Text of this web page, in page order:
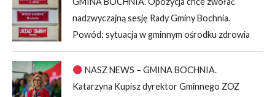
nadzwyczajną sesję Rady Gminy Bochnia.
Powód: sytuacja w gminnym ośrodku zdrowia
NASZ NEWS – GMINA BOCHNIA.
Katarzyna Kupisz dyrektor Gminnego ZOZ